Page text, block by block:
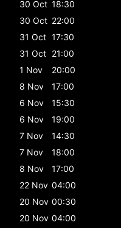
30 Oct 18:30
30 Oct 22:00
31 Oct 17:30
31 Oct 21:00
1 Nov
20:00
8 Nov
17:00
6 Nov
15:30
6 Nov
19:00
7 Nov
14:30
7 Nov
18:00
8 Nov
17:00
22 Nov 04:00
20 Nov 00:30
20 Nov 04:00